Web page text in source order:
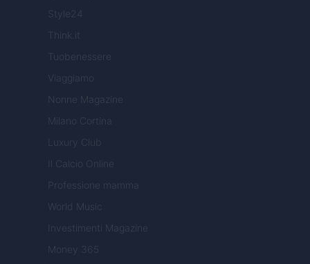
Style24
Think.it
Tuobenessere
Viaggiamo
Nonne Magazine
Milano Cortina
Luxury Club
Il Calcio Online
Professione mamma
World Music
Investimenti Magazine
Money 365